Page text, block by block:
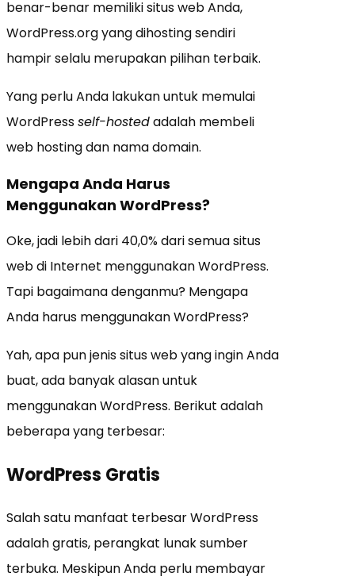
benar-benar memiliki situs web Anda,
WordPress.org yang dihosting sendiri
hampir selalu merupakan pilihan terbaik.
Yang perlu Anda lakukan untuk memulai
WordPressself-hostedadalah membeli
web hosting dan nama domain.
Mengapa Anda Harus
Menggunakan WordPress?
Oke, jadi lebih dari 40,0% dari semua situs
web di Internet menggunakan WordPress.
Tapi bagaimana denganmu? Mengapa
Anda harus menggunakan WordPress?
Yah, apa pun jenis situs web yang ingin Anda
buat, ada banyak alasan untuk
menggunakan WordPress. Berikut adalah
beberapa yang terbesar:
WordPress Gratis
Salah satu manfaat terbesar WordPress
adalah gratis, perangkat lunak sumber
terbuka. Meskipun Anda perlu membayar